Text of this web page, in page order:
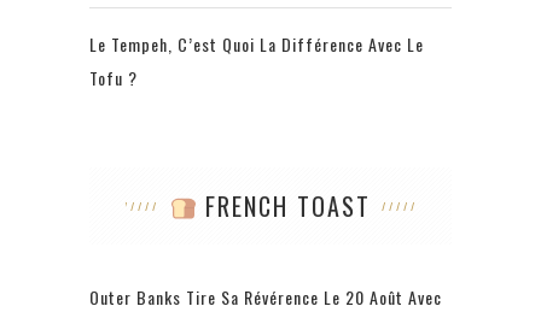
Le Tempeh, C’est Quoi La Différence Avec Le
Tofu ?
FRENCH TOAST
Outer Banks Tire Sa Révérence Le 20 Août Avec